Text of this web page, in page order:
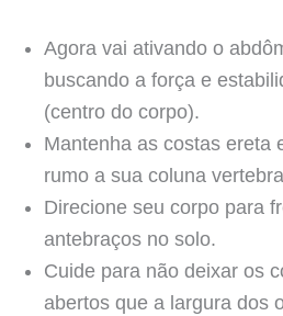
Agora vai ativando o
buscando a força e
(centro do corpo).
Mantenha as costas ereta
rumo a sua coluna
Direcione seu corpo para
antebraços no solo.
Cuide para não deixar os
abertos que a largura dos